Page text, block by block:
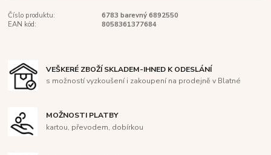
Číslo produktu:
6783 barevný 6892550
EAN kód:
8058361377684
VEŠKERÉ ZBOŽÍ SKLADEM-IHNED K ODESLÁNÍ
s možností vyzkoušení i zakoupení na prodejně v Blatné
MOŽNOSTI PLATBY
kartou, převodem, dobírkou